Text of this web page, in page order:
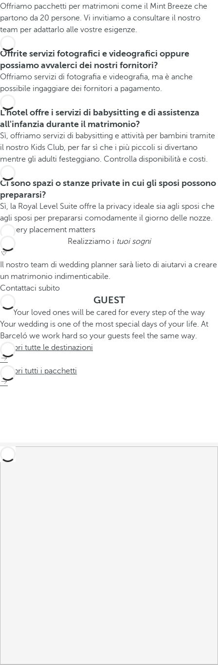
Offriamo pacchetti per matrimoni come il Mint Breeze che
partono da 20 persone. Vi invitiamo a consultare il nostro
team per adattarlo alle vostre esigenze.
Offrite servizi fotografici e videografici oppure
possiamo avvalerci dei nostri fornitori?
Offriamo servizi di fotografia e videografia, ma è anche
possibile ingaggiare dei fornitori a pagamento.
L'hotel offre i servizi di babysitting e di assistenza
all'infanzia durante il matrimonio?
Sì, offriamo servizi di babysitting e attività per bambini tramite
il nostro Kids Club, per far sì che i più piccoli si divertano
mentre gli adulti festeggiano. Controlla disponibilità e costi.
Ci sono spazi o stanze private in cui gli sposi possono
prepararsi?
Sì, la Royal Level Suite offre la privacy ideale sia agli sposi che
agli sposi per prepararsi comodamente il giorno delle nozze.
Realizziamo i tuoi sogni
Il nostro team di wedding planner sarà lieto di aiutarvi a creare
un matrimonio indimenticabile.
Contattaci subito
GUEST
Your loved ones will be cared for every step of the way
Your wedding is one of the most special days of your life. At
Barceló we work hard so your guests feel the same way.
Scopri tutte le destinazioni
Scopri tutti i pacchetti